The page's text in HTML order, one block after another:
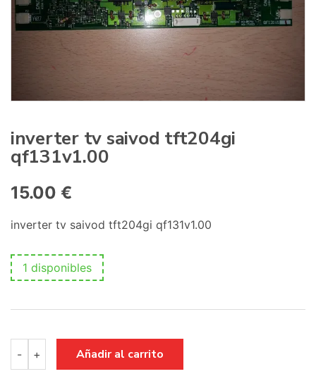
inverter tv saivod tft204gi
qf131v1.00
15.00 €
inverter tv saivod tft204gi qf131v1.00
1 disponibles
-
tv
saivod
+ Añadir al carrito